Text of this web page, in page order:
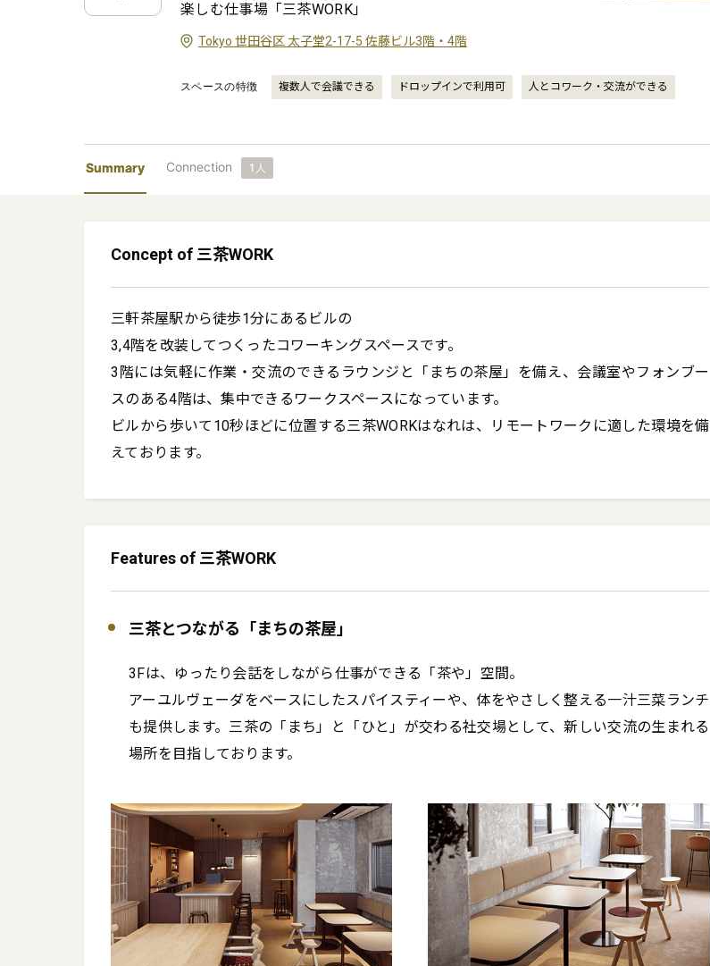
楽しむ仕事場「三茶WORK」
Tokyo 世田谷区 太子堂2-17-5 佐藤ビル3階・4階
スペースの特徴 複数人で会議できる ドロップインで利用可 人とコワーク・交流ができる
Summary Connection 1 人
Concept of 三茶WORK
三軒茶屋駅から徒歩1分にあるビルの
3,4階を改装してつくったコワーキングスペースです。
3階には気軽に作業・交流のできるラウンジと「まちの茶屋」を備え、会議室やフォンブー
スのある4階は、集中できるワークスペースになっています。
ビルから歩いて10秒ほどに位置する三茶WORKはなれは、リモートワークに適した環境を備
えております。
Features of 三茶WORK
三茶とつながる「まちの茶屋」
3Fは、ゆったり会話をしながら仕事ができる「茶や」空間。
アーユルヴェーダをベースにしたスパイスティーや、体をやさしく整える一汁三菜ランチ
も提供します。三茶の「まち」と「ひと」が交わる社交場として、新しい交流の生まれる
場所を目指しております。